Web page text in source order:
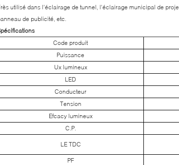
utilisé dans l'éclairage de tunnel, l'éclairage municipal de
de publicité, etc.
Code produit
Puissance
Ux lumineux
LED
Conducteur
Tension
Efcacy lumineux
C.P.
LE TDC
PF